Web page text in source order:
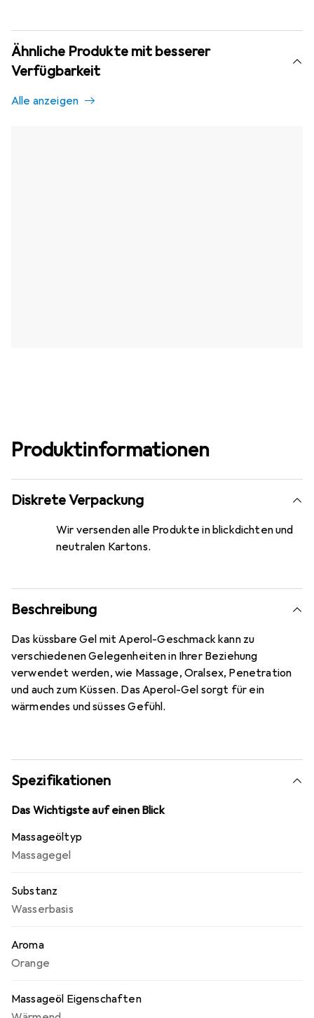
Ähnliche Produkte mit besserer
Verfügbarkeit
Alle anzeigen
Produktinformationen
Diskrete Verpackung
Wir versenden alle Produkte in blickdichten und
neutralen Kartons.
Beschreibung
Das küssbare Gel mit Aperol-Geschmack kann zu
verschiedenen Gelegenheiten in Ihrer Beziehung
verwendet werden, wie Massage, Oralsex, Penetration
und auch zum Küssen. Das Aperol-Gel sorgt für ein
wärmendes und süsses Gefühl.
Spezifikationen
Das Wichtigste auf einen Blick
Massageöltyp
Massagegel
Substanz
Wasserbasis
Aroma
Orange
Massageöl Eigenschaften